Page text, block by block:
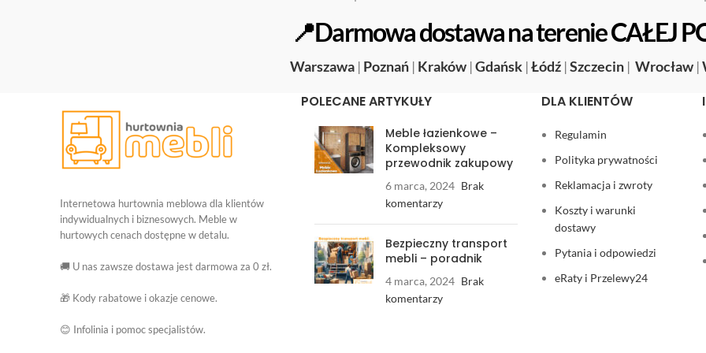
📍Darmowa dostawa na terenie CAŁEJ
Warszawa | Poznań | Kraków |Gdańsk |Łódź |Szczecin | Wrocław |
Internetowa hurtownia meblowa dla klientów
indywidualnych i biznesowych. Meble w
hurtowych cenach dostępne w detalu.
🚚 U nas zawsze dostawa jest darmowa za 0 zł.
🎁 Kody rabatowe i okazje cenowe.
😊 Infolinia i pomoc specjalistów.
POLECANE ARTYKUŁY
Meble łazienkowe –
Kompleksowy
przewodnik zakupowy
6 marca, 2024 Brak
komentarzy
Bezpieczny transport
mebli – poradnik
4 marca, 2024 Brak
komentarzy
DLA KLIENTÓW
Regulamin
Polityka prywatności
Reklamacja i zwroty
Koszty i warunki
dostawy
Pytania i odpowiedzi
eRaty i Przelewy24